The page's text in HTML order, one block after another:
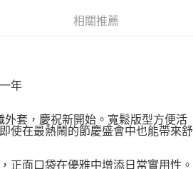
相關推薦
年
外套，慶祝新開始。寬鬆版型方便活
使在最熱鬧的節慶盛會中也能帶來舒
正面口袋在優雅中增添日常實用性。